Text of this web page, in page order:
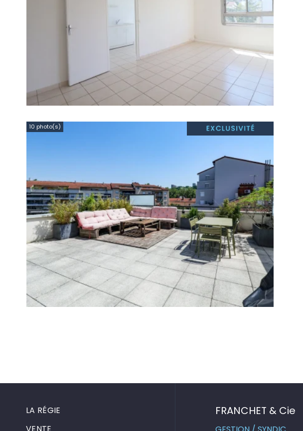
10 photo(s)
LA RÉGIE
FRANCHET & Cie